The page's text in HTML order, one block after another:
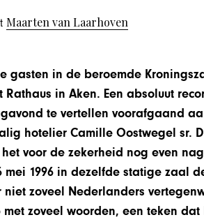
Maarten van Laarhoven
gasten in de beroemde
in Aken. Een absoluut
te vertellen voorafgaand
hotelier Camille Oostwegel sr.
voor de zekerheid nog even
1996 in dezelfde statige zaal
zoveel Nederlanders
zoveel woorden, een teken